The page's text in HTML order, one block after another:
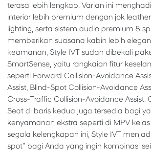
terasa lebih lengkap. Varian ini
interior lebih premium dengan jok
lighting, serta sistem audio premium 8
memberikan suasana kabin lebih
keamanan, Style IVT sudah dibekali
SmartSense, yaitu rangkaian fitur
seperti Forward Collision-Avoidance
Assist, Blind-Spot Collision-Avoidance
Cross-Traffic Collision-Avoidance Assist.
Seat di baris kedua juga tersedia bagi
kenyamanan ekstra seperti di MPV
segala kelengkapan ini, Style IVT
spot” bagi Anda yang ingin kombinasi